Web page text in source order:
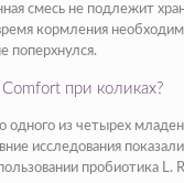
смесь не подлежит
кормления
поперхнулся.
при коликах?
одного из четырех
исследования
пробиотика L.